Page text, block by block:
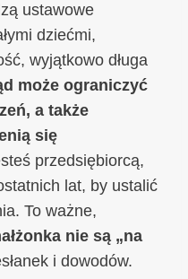
ustawowe
dziećmi,
wyjątkowo długa
może ograniczyć
a także
się
przedsiębiorcą,
lat, by ustalić
To ważne,
nie są „na
i dowodów.